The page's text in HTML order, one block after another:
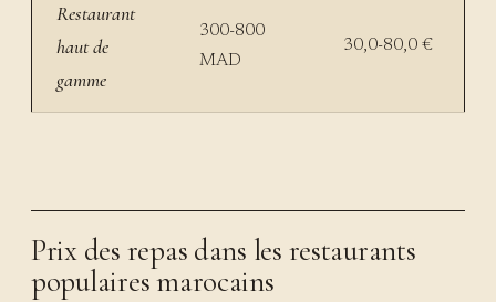
Restaurant
haut de
gamme
300-800
MAD
30,0-80,0 €
Prix des repas dans les restaurants
populaires marocains